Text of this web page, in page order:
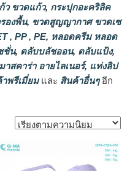
ว ขวดแก้ว, กระปุกอะคริลิค
องพื้น, ขวดสูญญากาศ ขวดเซ
, PP , PE, หลอดครีม หลอด
ชั่น, ตลับบลัชออน, ตลับแป้ง,
าสคาร่า อายไลเนอร์, แท่งลิป
พรีเมี่ยมและ สินค้าอื่นๆอีก